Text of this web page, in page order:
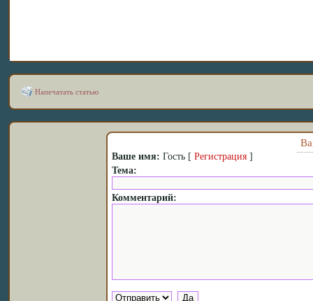
Напечатать статью
Ваше имя: Гость [ Регистрация]
Тема:
Комментарий: